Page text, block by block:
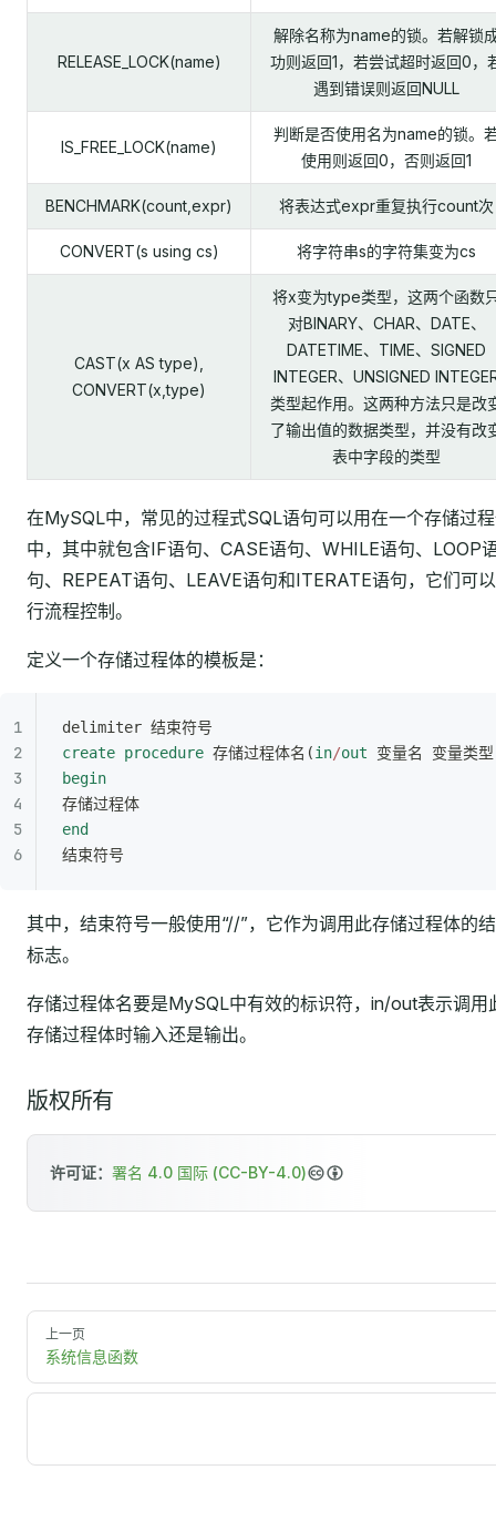
RELEASE_LOCK(name)
解除名称为name的锁。若解锁
功则返回1，若尝试超时返回0，
遇到错误则返回NULL
IS_FREE_LOCK(name)
判断是否使用名为name的锁。
使用则返回0，否则返回1
BENCHMARK(count,expr) 将表达式expr重复执行count次
CONVERT(s using cs) 将字符串s的字符集变为cs
CAST(x AS type),
CONVERT(x,type)
将x变为type类型，这两个函数
对BINARY、CHAR、DATE、
DATETIME、TIME、SIGNED
INTEGER、UNSIGNED
类型起作用。这两种方法只是改
了输出值的数据类型，并没有改
表中字段的类型
在MySQL中，常见的过程式SQL语句可以用在一个存储过
中，其中就包含IF语句、CASE语句、WHILE语句、LOOP
句、REPEAT语句、LEAVE语句和ITERATE语句，它们可
行流程控制。
定义一个存储过程体的模板是：
delimiter 结束符号
create procedure 存储过程体名(in/out 变量名 变量类
begin
存储过程体
end
结束符号
其中，结束符号一般使用“//”，它作为调用此存储过程体的
标志。
存储过程体名要是MySQL中有效的标识符，in/out表示调用
存储过程体时输入还是输出。
版权所有
许可证： 署名 4.0 国际 (CC-BY-4.0)
上一页
系统信息函数